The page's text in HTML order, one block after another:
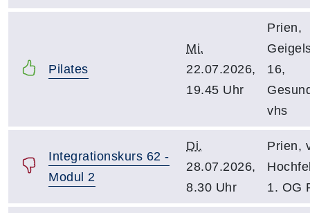
Pilates
Mi.
22.07.2026,
19.45 Uhr
Prien,
16,
vhs
Integrationskurs 62 -
Modul 2
Di.
28.07.2026,
8.30 Uhr
Prien,
1. OG